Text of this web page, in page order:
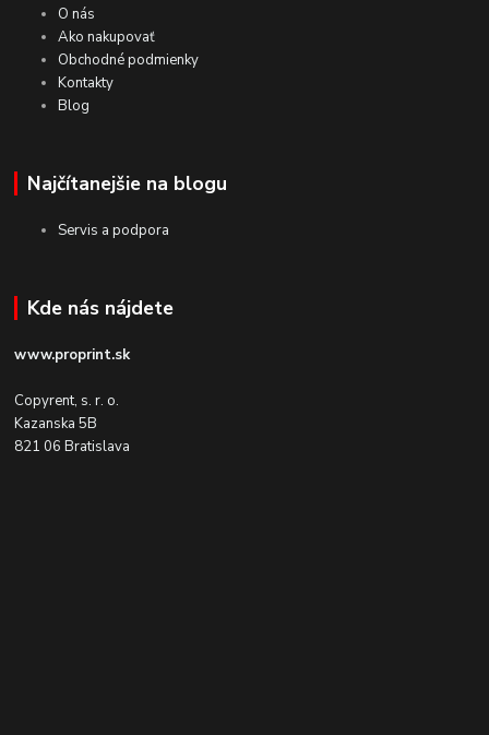
O nás
Ako nakupovať
Obchodné podmienky
Kontakty
Blog
Najčítanejšie na blogu
Servis a podpora
Kde nás nájdete
www.proprint.sk
Copyrent, s. r. o.
Kazanska 5B
821 06 Bratislava